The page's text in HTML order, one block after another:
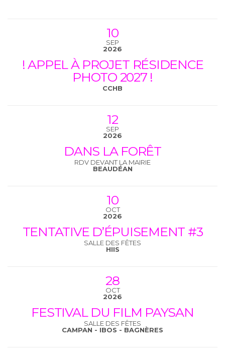
10
SEP
2026
! APPEL À PROJET RÉSIDENCE
PHOTO 2027 !
CCHB
12
SEP
2026
DANS LA FORÊT
RDV DEVANT LA MAIRIE
BEAUDÉAN
10
OCT
2026
TENTATIVE D’ÉPUISEMENT #3
SALLE DES FÊTES
HIIS
28
OCT
2026
FESTIVAL DU FILM PAYSAN
SALLE DES FÊTES
CAMPAN - IBOS - BAGNÈRES